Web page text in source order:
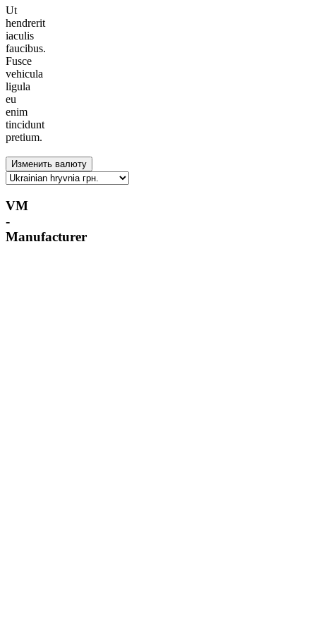
Ut
hendrerit
iaculis
faucibus.
Fusce
vehicula
ligula
eu
enim
tincidunt
pretium.
VM
-
Manufacturer